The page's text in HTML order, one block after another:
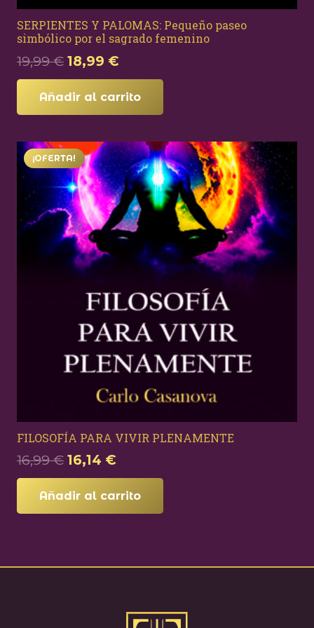
SERPIENTES Y PALOMAS: Pequeño paseo
simbólico por el sagrado femenino
19,99€ El
precio
original
era:
18,99 €
precio
actual
es:
Añadir al carrito
¡OFERTA!
FILOSOFÍA PARA VIVIR PLENAMENTE
16,99€ El
precio
original
era:
16,14 €
precio
actual
es:
Añadir al carrito